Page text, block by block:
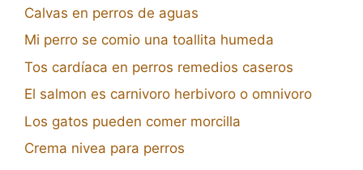
Calvas en perros de aguas
Mi perro se comio una toallita humeda
Tos cardíaca en perros remedios caseros
El salmon es carnivoro herbivoro o omnivoro
Los gatos pueden comer morcilla
Crema nivea para perros